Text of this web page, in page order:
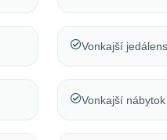
Vonkajší
Vonkajší nábytok